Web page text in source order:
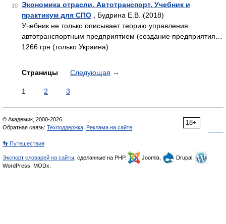
10
Экономика отрасли. Автотранспорт. Учебник и
практикум для СПО , Будрина Е.В. (2018)
Учебник не только описывает теорию управления
автотранспортным предприятием (создание предприятия…
1266 грн (только Украина)
Страницы Следующая →
1 2 3
18+
© Академик, 2000-2026
Обратная связь: Техподдержка Реклама на сайте
👣 Путешествия
Экспорт словарей на сайты , сделанные на PHP, Joomla,
Drupal,
WordPress, MODx.